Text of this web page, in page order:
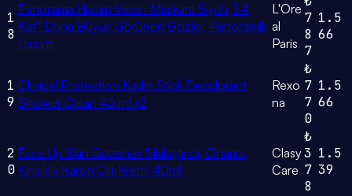
1
8
Panorama Hacim Veren Maskara Siyah, 1.4
Kat* Daha Büyük Görünen Gözler, Panoramik
Hacim
L'Ore
al
Paris
7
8
7
1.5
66
1
9
Clinical Protection Kadın Stick Deodorant
Shower Clean 45 ml x2
Rexo
na
₺
7
7
0
1.5
66
2
0
Face Up Skin Gözenek Sıkılaştırıcı, Onarıcı,
Kırışıklık Karşıtı Cilt Kremi 40ml
Clasy
Care
₺
3
7
8
1.5
39